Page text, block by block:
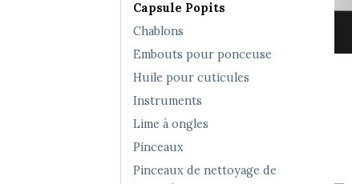
Capsule Popits
Chablons
Embouts pour ponceuse
Huile pour cuticules
Instruments
Lime à ongles
Pinceaux
Pinceaux de nettoyage de